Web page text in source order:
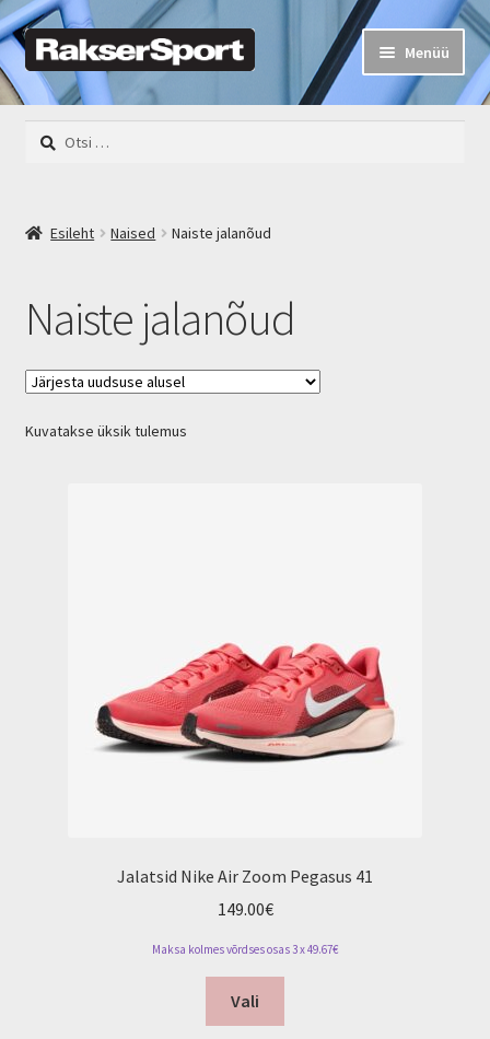
Liigu
navigeerimisele
Liigu
sisu
juurde
Menüü
Rakser Sport
Naised
Rattad
Varustus
Otsi:
Esileht Naised Naiste jalanõud
Naiste jalanõud
Kuvatakse üksik tulemus
Jalatsid Nike Air Zoom Pegasus 41
149.00€
Maksa kolmes võrdses osas 3 x 49.67€
Vali